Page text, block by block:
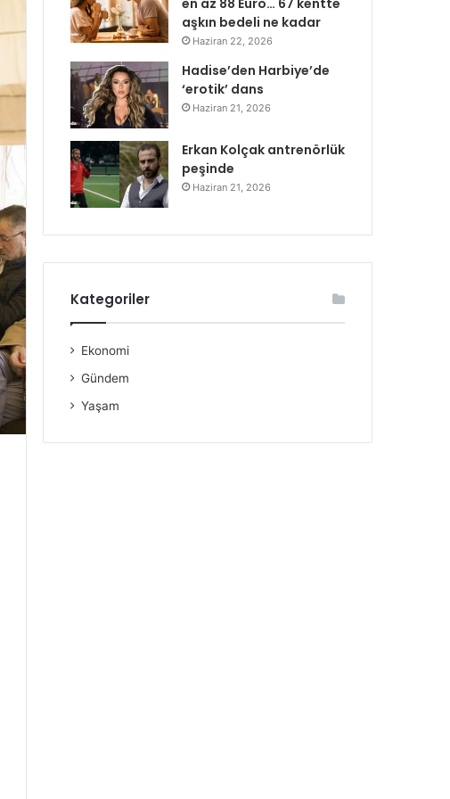
en az 88 Euro… 67 kentte
aşkın bedeli ne kadar
Haziran 22, 2026
Hadise’den Harbiye’de
‘erotik’ dans
Haziran 21, 2026
Erkan Kolçak antrenörlük
peşinde
Haziran 21, 2026
Kategoriler
Ekonomi
Gündem
Yaşam